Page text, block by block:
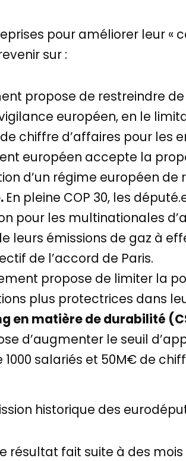
pour améliorer leur «
sur :
propose de restreindre
européen, en le
chiffre d’affaires pour les
européen accepte la
d’un régime européen de
En pleine COP 30, les
pour les multinationales
leurs émissions de gaz à
de l’accord de Paris.
propose de limiter la
plus protectrices dans
en matière de durabilité
d’augmenter le seuil
salariés et 50M€ de
historique des
résultat fait suite à des